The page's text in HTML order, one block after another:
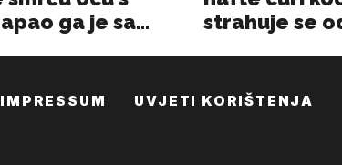
IMPRESSUM UVJETI KORIŠTENJA